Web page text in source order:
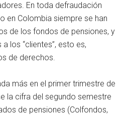
En toda defraudación
en Colombia siempre se han
de los fondos de pensiones, y
los “clientes”, esto es,
de derechos.
más en el primer trimestre de
la cifra del segundo semestre
de pensiones (Colfondos,